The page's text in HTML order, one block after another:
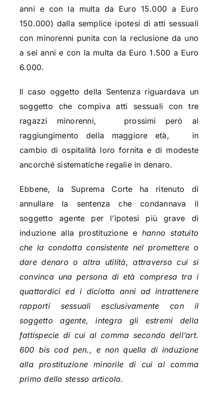
anni e con la multa da Euro 15.000 a Euro
150.000) dalla semplice ipotesi di atti sessuali
con minorenni punita con la reclusione da uno
a sei anni e con la multa da Euro 1.500 a Euro
6.000.
Il caso oggetto della Sentenza riguardava un
soggetto che compiva atti sessuali con tre
ragazzi minorenni, prossimi però al
raggiungimento della maggiore età, in
cambio di ospitalità loro fornita e di modeste
ancorché sistematiche regalie in denaro.
Ebbene, la Suprema Corte ha ritenuto di
annullare la sentenza che condannava il
soggetto agente per l’ipotesi più grave di
induzione alla prostituzione e hanno statuito
che la condotta consistente nel promettere o
dare denaro o altra utilità, attraverso cui si
convinca una persona di età compresa tra i
quattordici ed i diciotto anni ad intrattenere
rapporti sessuali esclusivamente con il
soggetto agente, integra gli estremi della
fattispecie di cui al comma secondo dell’art.
600 bis cod pen., e non quella di induzione
alla prostituzione minorile di cui al comma
primo dello stesso articolo.